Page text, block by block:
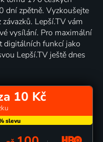
dní zpětně. Vyzkoušejte
Lepší.TV vám
vysílání. Pro maximální
digitálních funkcí jako
Lepší.TV ještě dnes
10 Kč